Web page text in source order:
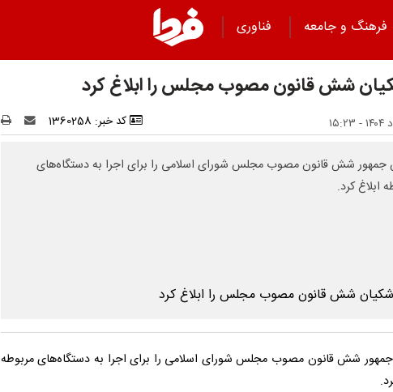
فرهنگ و جامعه
فناوری
شش قانون مصوب مجلس را ابلاغ کرد
کد خبر: 1360258
جمهور شش قانون مصوب مجلس شورای اسلامی را برای اجرا به دستگاه‌های
ابلاغ کرد.
شش قانون مصوب مجلس شورای اسلامی را برای اجرا به دستگاه‌های مربوطه